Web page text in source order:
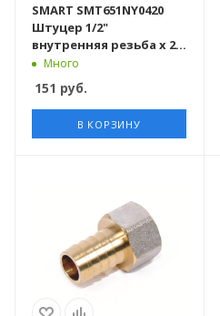
SMART SMT651NY0420
Штуцер 1/2"
внутренняя резьба х 20
никель - желтый, 200
штук в упаковке
Много
151 руб.
В КОРЗИНУ